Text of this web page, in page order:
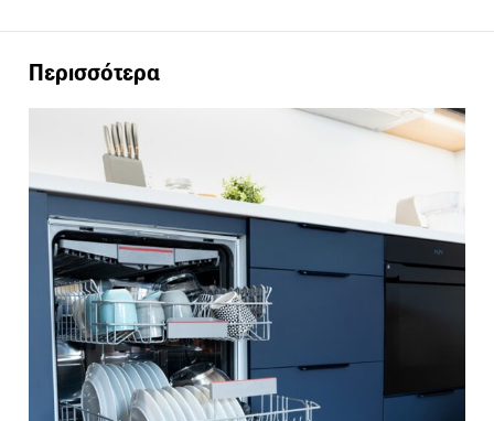
Περισσότερα